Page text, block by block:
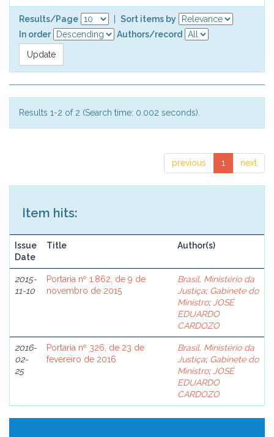
Results/Page
Sort items by
In order
Authors/record
Results 1-2 of 2 (Search time: 0.002 seconds).
previous 1 next
Item hits:
Issue
Date
Title Author(s)
2015-
11-10
Portaria nº 1.862, de 9 de
novembro de 2015
Brasil. Ministério da
Justiça; Gabinete do
Ministro; JOSÉ
EDUARDO
CARDOZO
2016-
02-
25
Portaria nº 326, de 23 de
fevereiro de 2016
Brasil. Ministério da
Justiça; Gabinete do
Ministro; JOSÉ
EDUARDO
CARDOZO